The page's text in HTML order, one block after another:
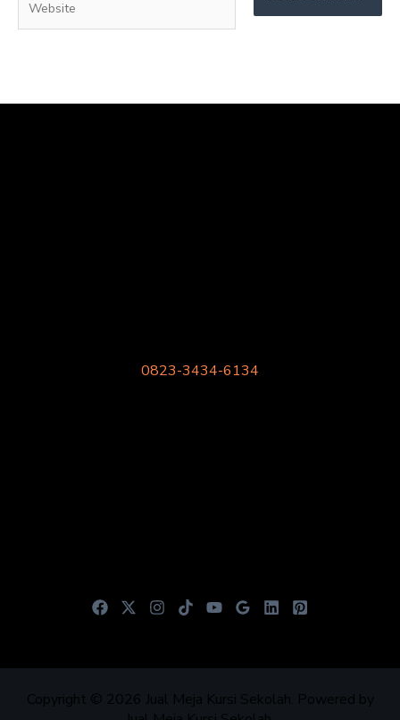
0823-3434-6134
Copyright © 2026 Jual Meja Kursi Sekolah. Powered by